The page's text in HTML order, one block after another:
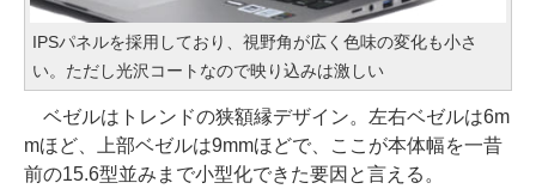
IPSパネルを採用しており、視野角が広く色味の変化も小さ
い。ただし光沢コートなので映り込みは激しい
ベゼルはトレンドの狭額縁デザイン。左右ベゼルは6m
mほど、上部ベゼルは9mmほどで、ここが本体幅を一昔
前の15.6型並みまで小型化できた要因と言える。